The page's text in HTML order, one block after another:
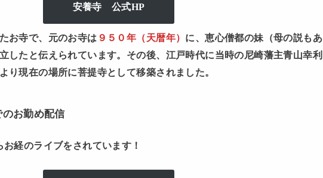
安養寺 公式HP
お寺で、元のお寺は ９５０年（天暦年） に、恵心僧都の妹（母の説もあ
したと伝えられています。その後、江戸時代に当時の尼崎藩主青山幸利
り現在の場所に菩提寺として移築されました。
のお勤め配信
経のライブをされています！